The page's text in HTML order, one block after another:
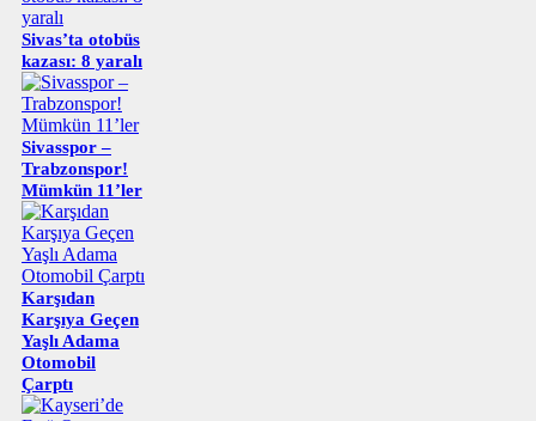
Sivas’ta otobüs
kazası: 8 yaralı
Sivasspor –
Trabzonspor!
Mümkün 11’ler
Karşıdan
Karşıya Geçen
Yaşlı Adama
Otomobil
Çarptı